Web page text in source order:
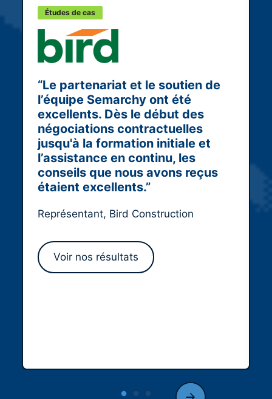
Études de cas
“Le partenariat et le soutien de
l’équipe Semarchy ont été
excellents. Dès le début des
négociations contractuelles
jusqu'à la formation initiale et
l’assistance en continu, les
conseils que nous avons reçus
étaient excellents.”
Représentant, Bird Construction
Voir nos résultats